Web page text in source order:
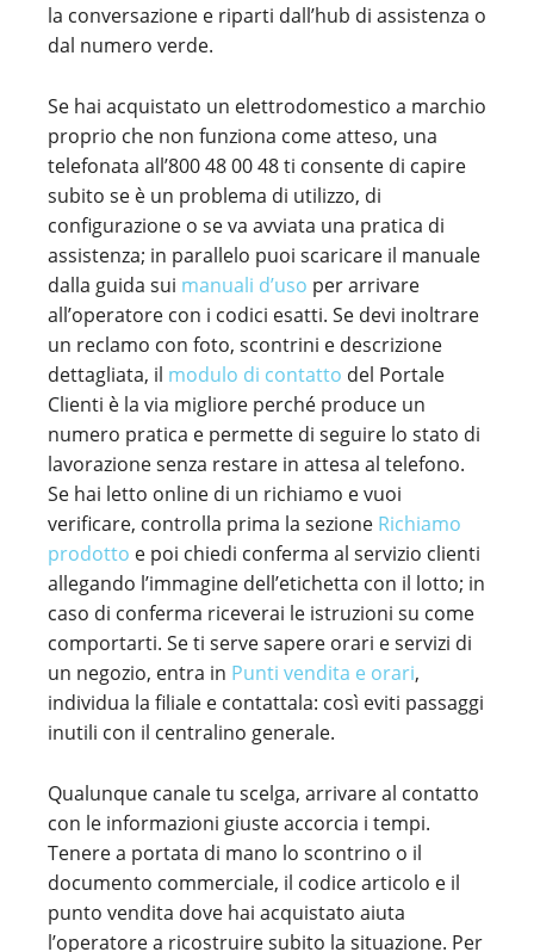
la conversazione e riparti dall’hub di assistenza o
dal numero verde.
Se hai acquistato un elettrodomestico a marchio
proprio che non funziona come atteso, una
telefonata all’800 48 00 48 ti consente di capire
subito se è un problema di utilizzo, di
configurazione o se va avviata una pratica di
assistenza; in parallelo puoi scaricare il manuale
dalla guida sui manuali d’uso per arrivare
all’operatore con i codici esatti. Se devi inoltrare
un reclamo con foto, scontrini e descrizione
dettagliata, il modulo di contatto del Portale
Clienti è la via migliore perché produce un
numero pratica e permette di seguire lo stato di
lavorazione senza restare in attesa al telefono.
Se hai letto online di un richiamo e vuoi
verificare, controlla prima la sezione Richiamo
prodotto e poi chiedi conferma al servizio clienti
allegando l’immagine dell’etichetta con il lotto; in
caso di conferma riceverai le istruzioni su come
comportarti. Se ti serve sapere orari e servizi di
un negozio, entra in Punti vendita e orari,
individua la filiale e contattala: così eviti passaggi
inutili con il centralino generale.
Qualunque canale tu scelga, arrivare al contatto
con le informazioni giuste accorcia i tempi.
Tenere a portata di mano lo scontrino o il
documento commerciale, il codice articolo e il
punto vendita dove hai acquistato aiuta
l’operatore a ricostruire subito la situazione. Per